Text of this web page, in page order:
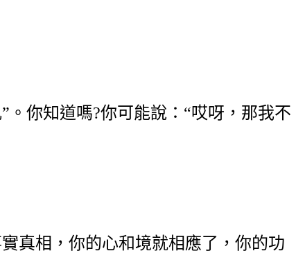
你知道嗎?你可能說：“哎呀，那我不
真相，你的心和境就相應了，你的功